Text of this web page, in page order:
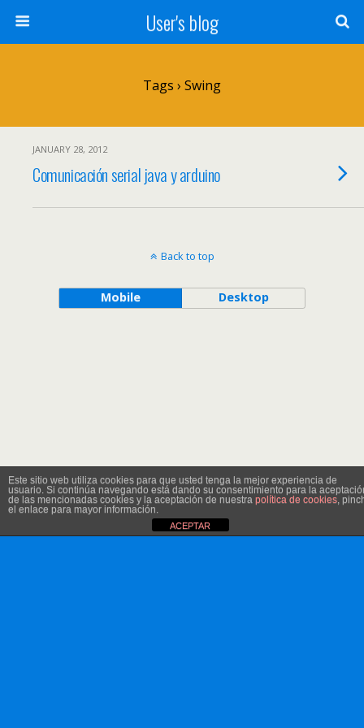
User's blog
Tags › Swing
JANUARY 28, 2012
Comunicación serial java y arduino
Back to top
Mobile Desktop
Este sitio web utiliza cookies para que usted tenga la mejor experiencia de
usuario. Si continúa navegando está dando su consentimiento para la
de las mencionadas cookies y la aceptación de nuestra política de cookies,
el enlace para mayor información.
ACEPTAR